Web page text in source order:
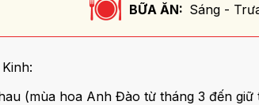
BỮA ĂN: Sáng -
(mùa hoa Anh Đào từ tháng 3 đến giữ